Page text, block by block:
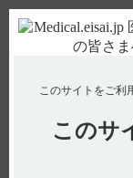
使用期
このサイトをご利
このサ